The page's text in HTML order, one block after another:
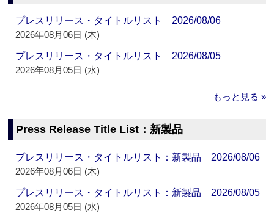
プレスリリース・タイトルリスト 2026/08/06
2026年08月06日 (木)
プレスリリース・タイトルリスト 2026/08/05
2026年08月05日 (水)
もっと見る »
Press Release Title List：新製品
プレスリリース・タイトルリスト：新製品 2026/08/06
2026年08月06日 (木)
プレスリリース・タイトルリスト：新製品 2026/08/05
2026年08月05日 (水)